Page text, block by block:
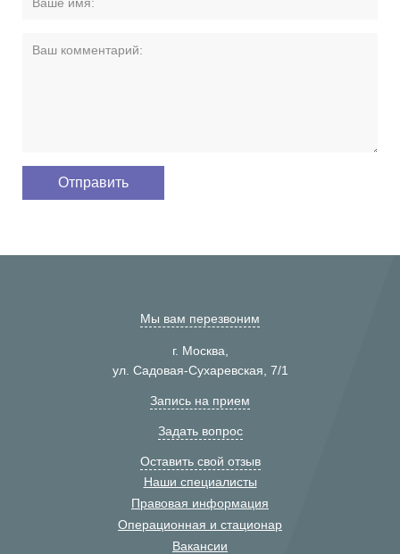
Мы вам перезвоним
г. Москва,
ул. Садовая-Сухаревская, 7/1
Запись на прием
Задать вопрос
Оставить свой отзыв
Наши специалисты
Правовая информация
Операционная и стационар
Вакансии